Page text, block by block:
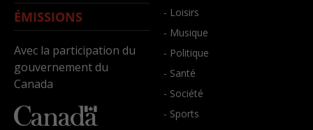
ÉMISSIONS
Avec la participation du
gouvernement du
Canada
- Loisirs
- Musique
- Politique
- Santé
- Société
- Sports